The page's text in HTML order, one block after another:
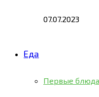
07.07.2023
Еда
Первые блюда